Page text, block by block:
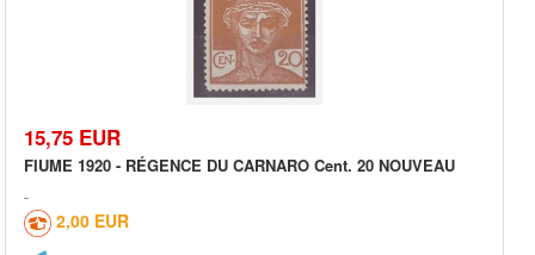
15,75 EUR
FIUME 1920 - RÉGENCE DU CARNARO Cent. 20 NOUVEAU
2,00 EUR